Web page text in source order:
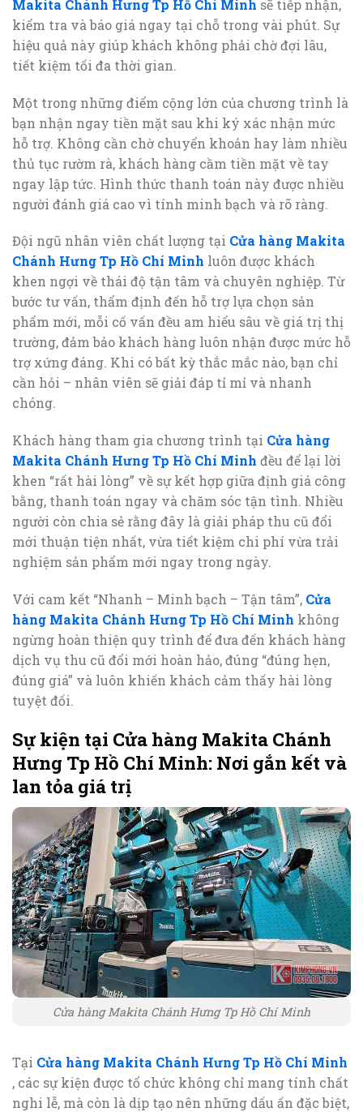
Makita Chánh Hưng Tp Hồ Chí Minh sẽ tiếp nhận,
kiểm tra và báo giá ngay tại chỗ trong vài phút. Sự
hiệu quả này giúp khách không phải chờ đợi lâu,
tiết kiệm tối đa thời gian.
Một trong những điểm cộng lớn của chương trình là
bạn nhận ngay tiền mặt sau khi ký xác nhận mức
hỗ trợ. Không cần chờ chuyển khoản hay làm nhiều
thủ tục rườm rà, khách hàng cầm tiền mặt về tay
ngay lập tức. Hình thức thanh toán này được nhiều
người đánh giá cao vì tính minh bạch và rõ ràng.
Đội ngũ nhân viên chất lượng tại Cửa hàng Makita
Chánh Hưng Tp Hồ Chí Minh luôn được khách
khen ngợi về thái độ tận tâm và chuyên nghiệp. Từ
bước tư vấn, thẩm định đến hỗ trợ lựa chọn sản
phẩm mới, mỗi cố vấn đều am hiểu sâu về giá trị thị
trường, đảm bảo khách hàng luôn nhận được mức hỗ
trợ xứng đáng. Khi có bất kỳ thắc mắc nào, bạn chỉ
cần hỏi – nhân viên sẽ giải đáp tỉ mỉ và nhanh
chóng.
Khách hàng tham gia chương trình tại Cửa hàng
Makita Chánh Hưng Tp Hồ Chí Minh đều để lại lời
khen “rất hài lòng” về sự kết hợp giữa định giá công
bằng, thanh toán ngay và chăm sóc tận tình. Nhiều
người còn chia sẻ rằng đây là giải pháp thu cũ đổi
mới thuận tiện nhất, vừa tiết kiệm chi phí vừa trải
nghiệm sản phẩm mới ngay trong ngày.
Với cam kết “Nhanh – Minh bạch – Tận tâm”, Cửa
hàng Makita Chánh Hưng Tp Hồ Chí Minh không
ngừng hoàn thiện quy trình để đưa đến khách hàng
dịch vụ thu cũ đổi mới hoàn hảo, đúng “đúng hẹn,
đúng giá” và luôn khiến khách cảm thấy hài lòng
tuyệt đối.
Sự kiện tại Cửa hàng Makita Chánh
Hưng Tp Hồ Chí Minh: Nơi gắn kết và
lan tỏa giá trị
Cửa hàng Makita Chánh Hưng Tp Hồ Chí Minh
Tại Cửa hàng Makita Chánh Hưng Tp Hồ Chí Minh
, các sự kiện được tổ chức không chỉ mang tính chất
nghi lễ, mà còn là dịp tạo nên những dấu ấn đặc biệt,